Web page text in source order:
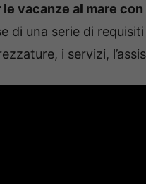
le vacanze al mare
di una serie di
i servizi,